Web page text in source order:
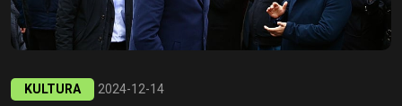
KULTURA 2024-12-14